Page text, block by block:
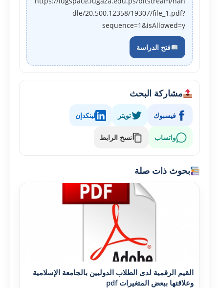
dle/20.500.12358/19307/file_1.pdf?
sequence=1&isAllowed=y
فتح الدراسة
مشاركة البحث
فيسبوك تويتر لينكدإن
واتساب نسخ الرابط
بحوث ذات صلة
القيم الرقمية لدى الطلاب الدوليين بالجامعة الإسلامية
وعلاقتها ببعض المتغيرات pdf